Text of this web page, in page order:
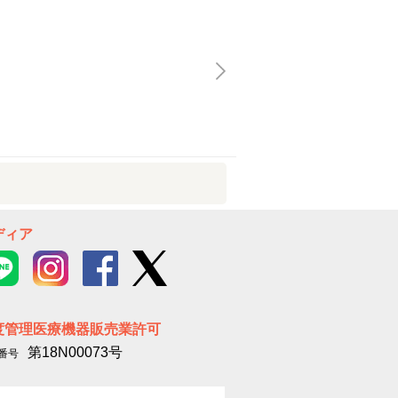
ィア
管理医療機器販売業許可
号 第18N00073号